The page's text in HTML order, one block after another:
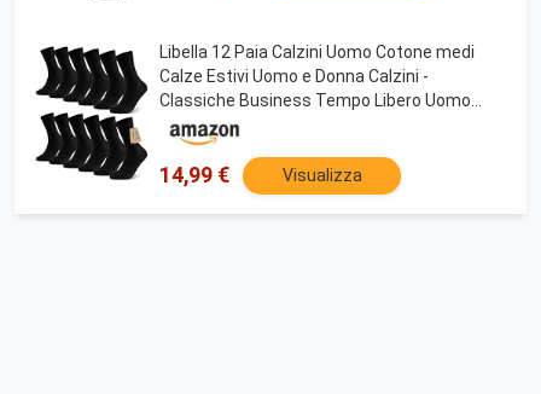
Libella 12 Paia Calzini Uomo Cotone medi
Calze Estivi Uomo e Donna Calzini -
Classiche Business Tempo Libero Uomo
Calze Nere Traspirante e confortevole
Calzini Uomo 43-46 Nero
14,99 € Visualizza